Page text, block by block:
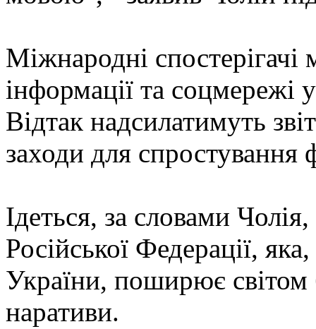
Міжнародні
інформації та соцмережі
Відтак надсилатимуть
заходи для спростування
Ідеться, за словами
Російської Федерації,
України, поширює світом
наративи.